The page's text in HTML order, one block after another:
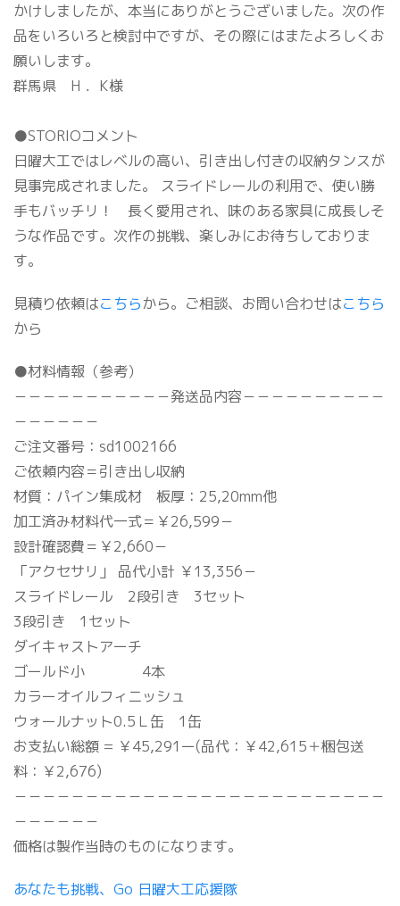
かけしましたが、本当にありがとうございました。次の作
品をいろいろと検討中ですが、その際にはまたよろしくお
願いします。
群馬県 H ．K様
●STORIOコメント
日曜大工ではレベルの高い、引き出し付きの収納タンスが
見事完成されました。 スライドレールの利用で、使い勝
手もバッチリ！ 長く愛用され、味のある家具に成長しそ
うな作品です。次作の挑戦、楽しみにお待ちしておりま
す。
見積り依頼はこちらから。ご相談、お問い合わせはこちら
から
●材料情報（参考）
－－－－－－－－－－－発送品内容－－－－－－－－－－
－－－－－－
ご注文番号：sd1002166
ご依頼内容＝引き出し収納
材質：パイン集成材 板厚：25,20mm他
加工済み材料代一式＝￥26,599－
設計確認費＝￥2,660－
「アクセサリ」 品代小計 ￥13,356－
スライドレール 2段引き 3セット
3段引き 1セット
ダイキャストアーチ
ゴールド小 4本
カラーオイルフィニッシュ
ウォールナット0.5Ｌ缶 1缶
お支払い総額 = ￥45,291ー(品代：￥42,615＋梱包送
料：￥2,676)
－－－－－－－－－－－－－－－－－－－－－－－－－－
－－－－－－
価格は製作当時のものになります。
あなたも挑戦、Go 日曜大工応援隊